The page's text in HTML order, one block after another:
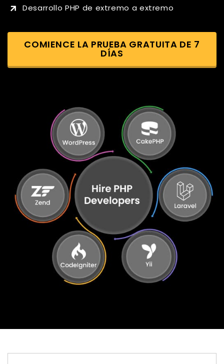
Desarrollo PHP de extremo a extremo
COMIENCE LA PRUEBA GRATUITA DE 7
DÍAS